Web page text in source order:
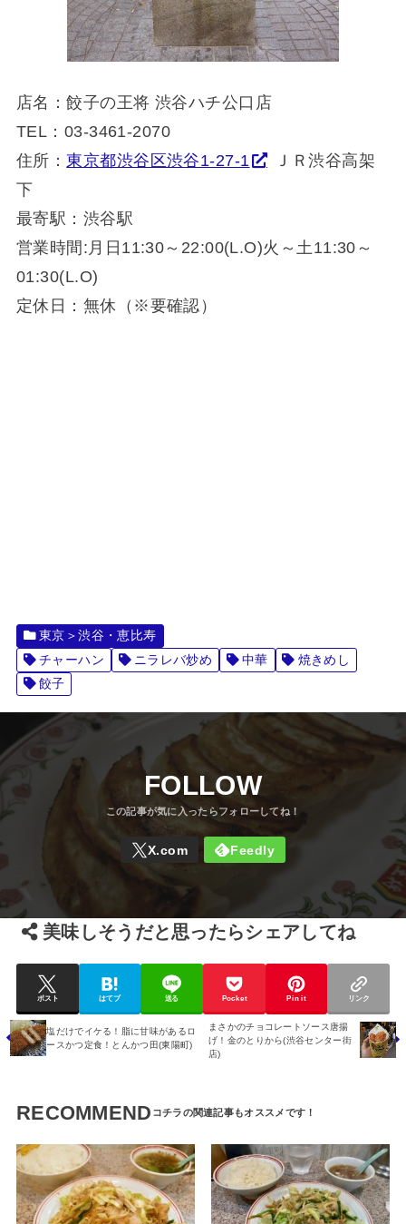
店名：餃子の王将 渋谷ハチ公口店
TEL：03-3461-2070
住所：東京都渋谷区渋谷1-27-1
ＪＲ渋谷高架
下
最寄駅：渋谷駅
営業時間:月日11:30～22:00(L.O)火～土11:30～
01:30(L.O)
定休日：無休（※要確認）
東京＞渋谷・恵比寿
チャーハン
ニラレバ炒め 中華
焼きめし
餃子
FOLLOW
美味しそうだと思ったらシェアしてね
ポスト はてブ 送る Pocket Pin it リンク
塩だけでイケる！脂に甘味があるロ
ースかつ定食！とんかつ田(東陽町)
まさかのチョコレートソース唐揚
げ！金のとりから(渋谷センター街
店)
RECOMMEND